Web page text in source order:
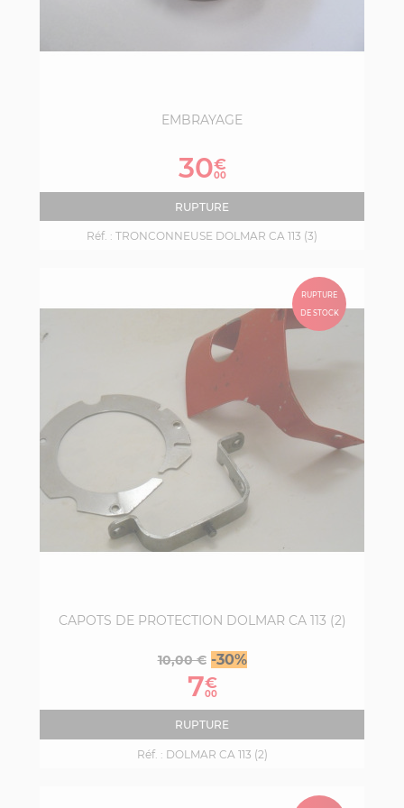
EMBRAYAGE
Prix
30€
00
RUPTURE
Réf. : TRONCONNEUSE DOLMAR CA 113 (3)
CAPOTS DE PROTECTION DOLMAR CA 113 (2)
Prix
base
10,00 € -30%Prix
7€
00
RUPTURE
Réf. : DOLMAR CA 113 (2)
RUPTURE
DE STOCK